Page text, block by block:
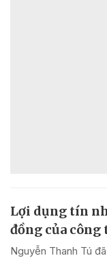
Lợi dụng tín
đồng của công
Nguyễn Thanh Tú